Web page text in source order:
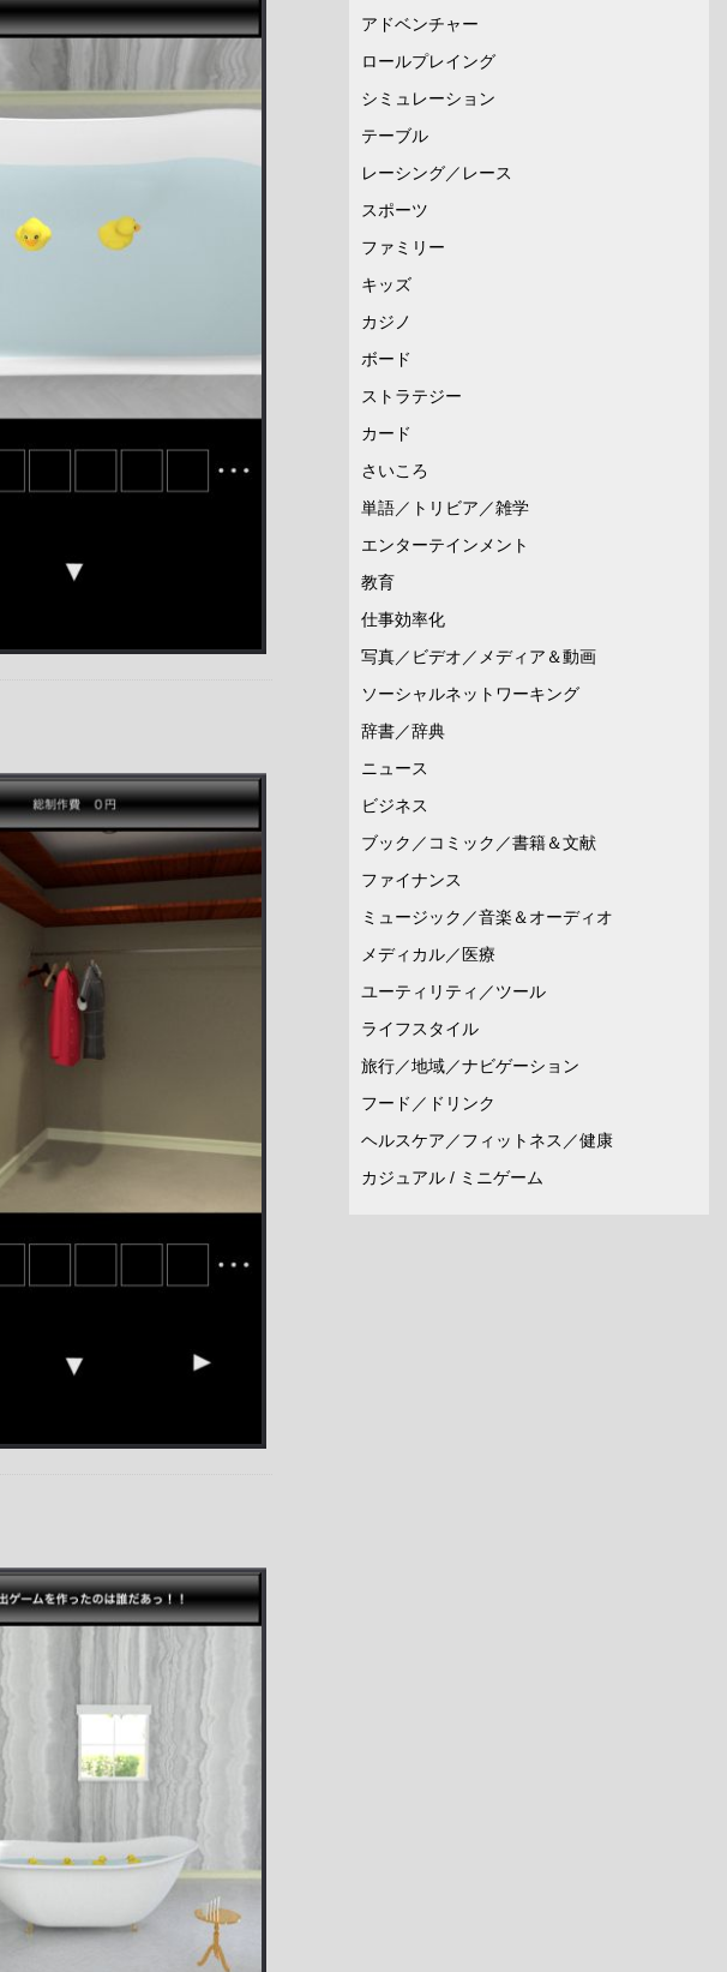
アドベンチャー
ロールプレイング
シミュレーション
テーブル
レーシング／レース
スポーツ
ファミリー
キッズ
カジノ
ボード
ストラテジー
カード
さいころ
単語／トリビア／雑学
エンターテインメント
教育
仕事効率化
写真／ビデオ／メディア＆動画
ソーシャルネットワーキング
辞書／辞典
ニュース
ビジネス
ブック／コミック／書籍＆文献
ファイナンス
ミュージック／音楽＆オーディオ
メディカル／医療
ユーティリティ／ツール
ライフスタイル
旅行／地域／ナビゲーション
フード／ドリンク
ヘルスケア／フィットネス／健康
カジュアル / ミニゲーム